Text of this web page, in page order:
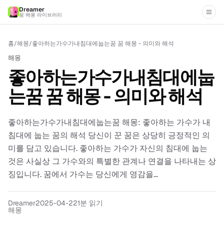
Dreamer
꿈 해몽 라이브러리
홈/해몽/좋아하는가수가내침대에눕는꿈 꿈 해몽 - 의미와 해석
해몽
좋아하는가수가내침대에눕
는꿈 꿈 해몽 - 의미와 해석
좋아하는가수가내침대에눕는꿈 해몽: 좋아하는 가수가 내
침대에 눕는 꿈의 해석 당신이 꾼 꿈은 상당히 긍정적인 의
미를 담고 있습니다. 좋아하는 가수가 자신의 침대에 눕는
것은 사실상 그 가수와의 특별한 관계나 연결을 나타내는 상
징입니다. 꿈에서 가수는 당신에게 영감을...
Dreamer2025-04-221분 읽기
해몽